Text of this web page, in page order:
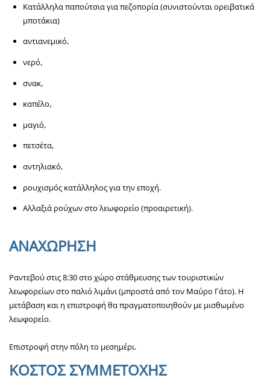
Κατάλληλα παπούτσια για πεζοπορία (συνιστούνται ορειβατικά
μποτάκια)
αντιανεμικό,
νερό,
σνακ,
καπέλο,
μαγιό,
πετσέτα,
αντηλιακό,
ρουχισμός κατάλληλος για την εποχή.
Αλλαξιά ρούχων στο λεωφορείο (προαιρετική).
ΑΝΑΧΩΡΗΣΗ
Ραντεβού στις 8:30 στο χώρο στάθμευσης των τουριστικών
λεωφορείων στο παλιό λιμάνι (μπροστά από τον Μαύρο Γάτο). Η
μετάβαση και η επιστροφή θα πραγματοποιηθούν με μισθωμένο
λεωφορείο.
Επιστροφή στην πόλη το μεσημέρι.
ΚΟΣΤΟΣ ΣΥΜΜΕΤΟΧΗΣ